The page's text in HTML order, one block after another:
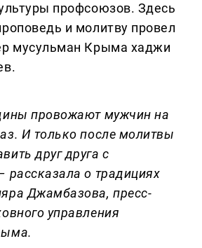
профсоюзов. Здесь
и молитву провел
мусульман Крыма хаджи
провожают мужчин на
И только после молитвы
друг друга с
рассказала о традициях
Джамбазова, пресс-
управления